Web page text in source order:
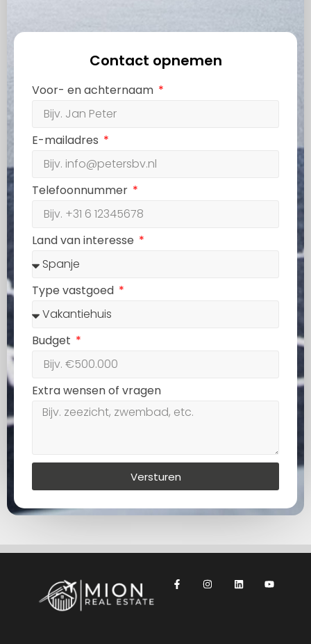
Contact opnemen
Voor- en achternaam
E-mailadres
Telefoonnummer
Land van interesse
Type vastgoed
Budget
Extra wensen of vragen
Versturen